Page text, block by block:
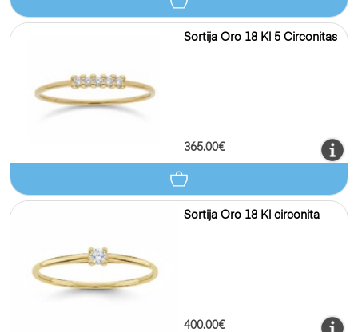
Sortija Oro 18 Kl 5 Circonitas
365.00€
Sortija Oro 18 Kl circonita
400.00€